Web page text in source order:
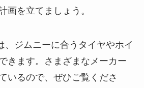
画を立てましょう。
、ジムニーに合うタイヤやホイ
きます。さまざまなメーカー
いるので、ぜひご覧くださ